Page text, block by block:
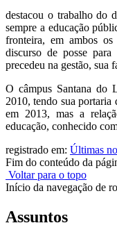
destacou o trabalho do
sempre a educação
fronteira, em ambos
discurso de posse
precedeu na gestão, sua
O câmpus Santana do
2010, tendo sua portaria
em 2013, mas a
educação, conhecido
registrado em: Últimas
Fim do conteúdo da
Voltar para o topo
Início da navegação de
Assuntos